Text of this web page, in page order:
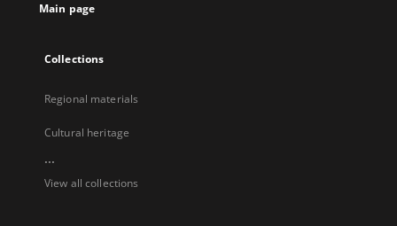
Main page
Collections
Regional materials
Cultural heritage
...
View all collections